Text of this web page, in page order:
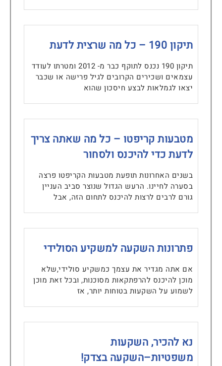
תיקון 190 – כל מה שרצית לדעת
תיקון 190 נכנס לתוקף כבר מ- 2012 ומטרתו לעודד
עצמאים ושכירים הקרובים לגיל פרישה או שכבר
יצאו לגמלאות לבצע חיסכון שהוא
מטבעות קריפטו – כל מה שאתה צריך
לדעת כדי להיכנס ולסחור
בשנים האחרונות תופעת מטבעות הקריפטו פרצה
בסערה לחיינו. הרעש הגדול שנוצר סביב העניין
גורם לרבים לרצות להיכנס לתחום הזה, אבל
פתרונות השקעה למשקיע הסולידי
אם אתה מגדיר את עצמך כמשקיע סולידי,שלא
מוכן להיכנס להרפתקאות מסוכנות, ובכל זאת מוכן
לשמוע על השקעות בטוחות יותר, אז
נא להכיר, השקעות
משפטיות–השקעה בצדק!